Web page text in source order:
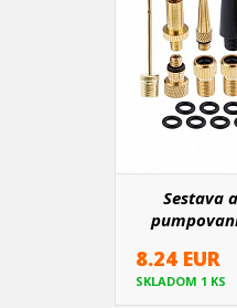
Sestava
8.24 EUR
SKLADOM 1 KS